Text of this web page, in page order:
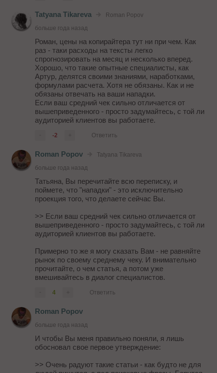
мы не применяем.
Tatyana Tikareva
Roman Popov
больше года назад
Роман, цены на копирайтера тут ни при чем. Как
раз - таки расходы на тексты легко
спрогнозировать на месяц и несколько вперед.
Хорошо, что такие опытные специалисты, как
Артур, делятся своими знаниями, наработками,
формулами расчета. Хотя не обязаны. Как и не
обязаны отвечать на ваши нападки.
Если ваш средний чек сильно отличается от
вышеприведенного - просто задумайтесь, с той ли
аудиторией клиентов вы работаете.
-2 Ответить
Roman Popov
Tatyana Tikareva
больше года назад
Татьяна, Вы перечитайте всю переписку, и
поймете, что "нападки" - это исключительно
проекция того, что делаете сейчас Вы.
>> Если ваш средний чек сильно отличается от
вышеприведенного - просто задумайтесь, с той ли
аудиторией клиентов вы работаете.
Примерно то же я могу сказать Вам - не равняйте
рынок по своему среднему чеку. И внимательно
прочитайте, о чем статья, а потом уже
вмешивайтесь в диалог специалистов.
4 Ответить
Roman Popov
больше года назад
И чтобы Вы меня правильно поняли, я лишь
обосновал свое первое утверждение:
>> Очень радуют такие статьи - как будто не для